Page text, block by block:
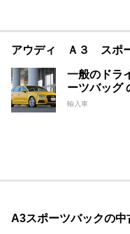
アウディ Ａ３ スポ
一般のドラ
ーツバッグ
輸入車
A3スポーツバックの中